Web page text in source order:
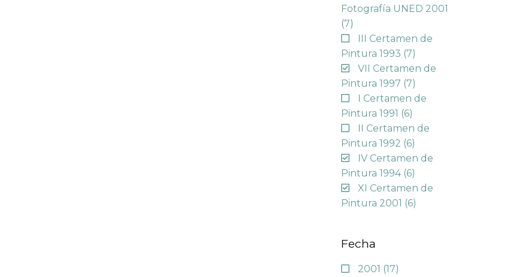
Fotografía UNED 2001
(7)
III Certamen de
Pintura 1993 (7)
VII Certamen de
Pintura 1997 (7)
I Certamen de
Pintura 1991 (6)
II Certamen de
Pintura 1992 (6)
IV Certamen de
Pintura 1994 (6)
XI Certamen de
Pintura 2001 (6)
Fecha
2001 (17)